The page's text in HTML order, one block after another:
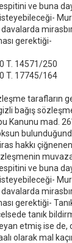
ve buna
isteyebileceği-
gerektiği-
T. 14571/250
T. 17745/164
tarafların
bağış
Kanunu mad.
hakkı
ve buna
isteyebileceği-
gerektiği-
tanık
etmiş ise
olarak mal